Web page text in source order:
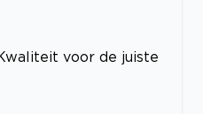
voor de juiste